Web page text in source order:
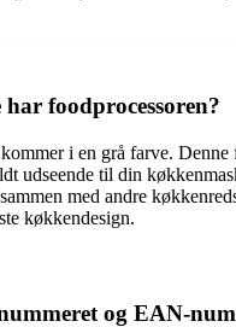
foodprocessoren?
i en grå farve. Denne
udseende til din
med andre
køkkendesign.
og EAN-